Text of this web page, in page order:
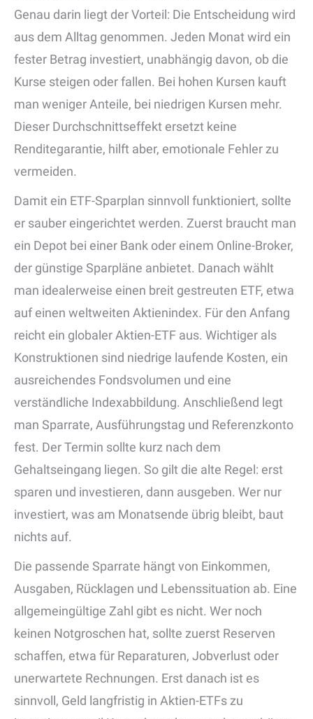
Genau darin liegt der Vorteil: Die Entscheidung wird
aus dem Alltag genommen. Jeden Monat wird ein
fester Betrag investiert, unabhängig davon, ob die
Kurse steigen oder fallen. Bei hohen Kursen kauft
man weniger Anteile, bei niedrigen Kursen mehr.
Dieser Durchschnittseffekt ersetzt keine
Renditegarantie, hilft aber, emotionale Fehler zu
vermeiden.
Damit ein ETF-Sparplan sinnvoll funktioniert, sollte
er sauber eingerichtet werden. Zuerst braucht man
ein Depot bei einer Bank oder einem Online-Broker,
der günstige Sparpläne anbietet. Danach wählt
man idealerweise einen breit gestreuten ETF, etwa
auf einen weltweiten Aktienindex. Für den Anfang
reicht ein globaler Aktien-ETF aus. Wichtiger als
Konstruktionen sind niedrige laufende Kosten, ein
ausreichendes Fondsvolumen und eine
verständliche Indexabbildung. Anschließend legt
man Sparrate, Ausführungstag und Referenzkonto
fest. Der Termin sollte kurz nach dem
Gehaltseingang liegen. So gilt die alte Regel: erst
sparen und investieren, dann ausgeben. Wer nur
investiert, was am Monatsende übrig bleibt, baut
nichts auf.
Die passende Sparrate hängt von Einkommen,
Ausgaben, Rücklagen und Lebenssituation ab. Eine
allgemeingültige Zahl gibt es nicht. Wer noch
keinen Notgroschen hat, sollte zuerst Reserven
schaffen, etwa für Reparaturen, Jobverlust oder
unerwartete Rechnungen. Erst danach ist es
sinnvoll, Geld langfristig in Aktien-ETFs zu